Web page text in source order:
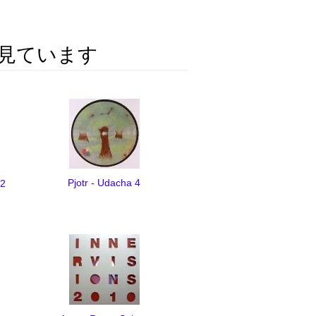
ています
Pjotr - Udacha 4